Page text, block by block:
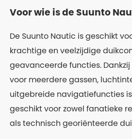
Voor wie is de Suunto
De Suunto Nautic is geschikt
krachtige en veelzijdige
geavanceerde functies.
voor meerdere gassen,
uitgebreide navigatiefuncties
geschikt voor zowel fanatieke
als technisch georiënteerde